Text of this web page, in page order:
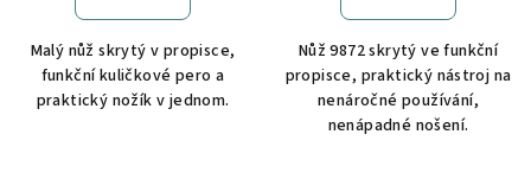
Malý nůž skrytý v propisce,
funkční kuličkové pero a
praktický nožík v jednom.
Nůž 9872 skrytý ve funkční
propisce, praktický nástroj na
nenáročné používání,
nenápadné nošení.